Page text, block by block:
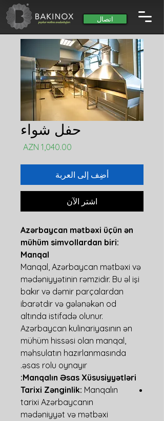
اتصال
حفل شواء
السعر
أضِف إلى العربة
اشترِ الآن
Azərbaycan mətbəxi üçün ən
mühüm simvollardan biri:
Manqal
Manqal, Azərbaycan mətbəxi və
mədəniyyətinin rəmzidir. Bu əl işi
bakır və dəmir parçalardan
ibarətdir və gələnəkən od
altında istifadə olunur.
Azərbaycan kulinariyasının ən
mühüm hissəsi olan manqal,
məhsulatın hazırlanmasında
əsas rolu oynayır.
Manqalın Əsas Xüsusiyyətləri:
Tarixi Zənginlik: Manqalın
tarixi Azərbaycanın
mədəniyyət və mətbəxi